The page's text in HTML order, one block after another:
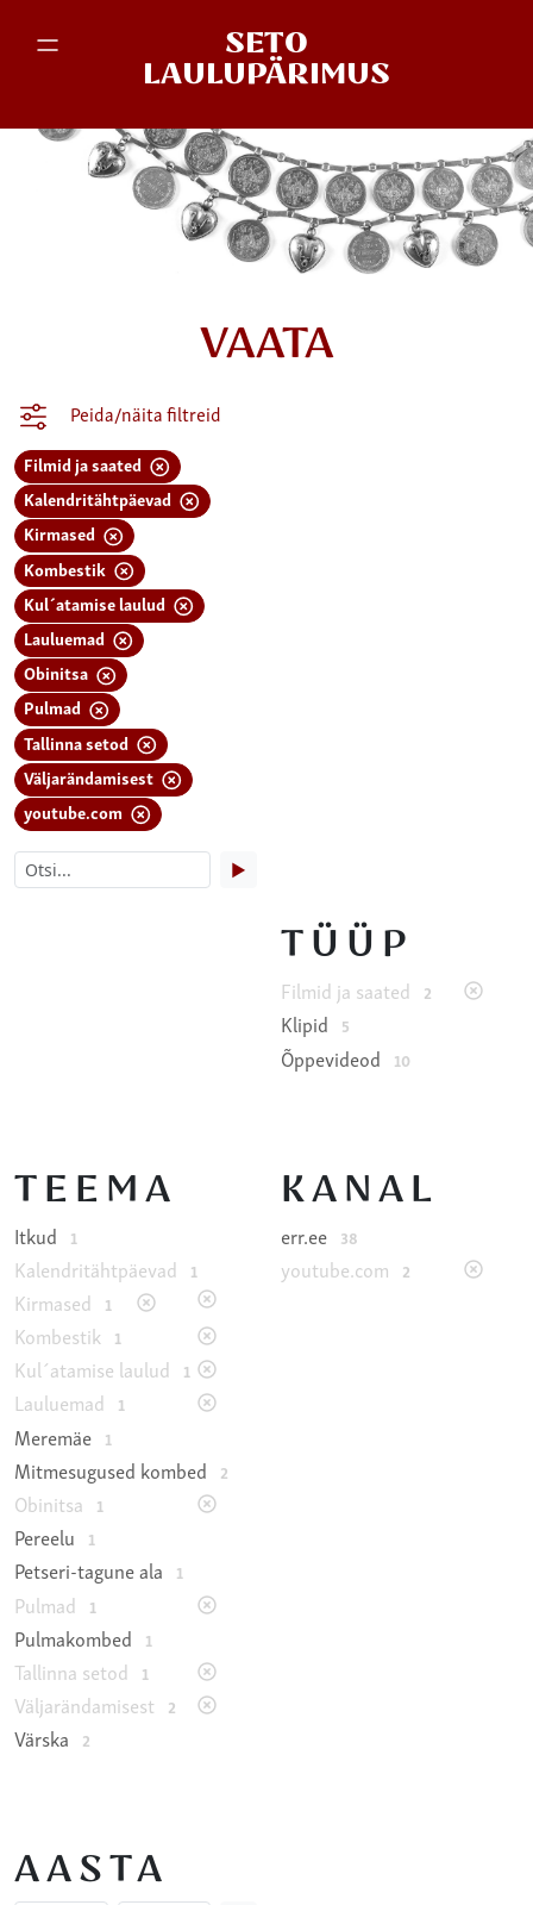
SETO
LAULUPÄRIMUS
VAATA
Peida/näita filtreid
Filmid ja saated
Kalendritähtpäevad
Kirmased
Kombestik
Kul´atamise laulud
Lauluemad
Obinitsa
Pulmad
Tallinna setod
Väljarändamisest
youtube.com
▶
TÜÜP
Filmid ja saated 2
Klipid 5
Õppevideod 10
TEEMA
Itkud 1
Kalendritähtpäevad 1
Kirmased 1
Kombestik 1
Kul´atamise laulud 1
Lauluemad 1
Meremäe 1
Mitmesugused kombed 2
Obinitsa 1
Pereelu 1
Petseri-tagune ala 1
Pulmad 1
Pulmakombed 1
Tallinna setod 1
Väljarändamisest 2
Värska 2
KANAL
err.ee 38
youtube.com 2
AASTA